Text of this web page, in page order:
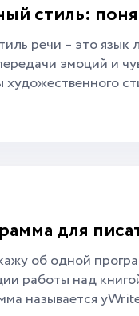
стиль:
речи – это язык
эмоций и
для
об одной
работы над
называется